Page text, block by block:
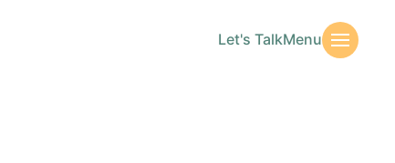
Let's TalkMenu